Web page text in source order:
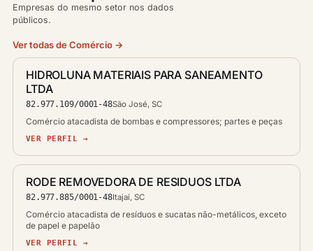
Empresas do mesmo setor nos dados
públicos.
Ver todas de Comércio →
HIDROLUNA MATERIAIS PARA SANEAMENTO
LTDA
82.977.109/0001-48São José, SC
Comércio atacadista de bombas e compressores; partes e peças
VER PERFIL →
RODE REMOVEDORA DE RESIDUOS LTDA
82.977.885/0001-48Itajaí, SC
Comércio atacadista de resíduos e sucatas não-metálicos, exceto
de papel e papelão
VER PERFIL →